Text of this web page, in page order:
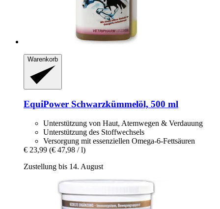
Warenkorb
EquiPower Schwarzkümmelöl, 500 ml
Unterstützung von Haut, Atemwegen & Verdauung
Unterstützung des Stoffwechsels
Versorgung mit essenziellen Omega-6-Fettsäuren
€ 23,99 (€ 47,98 / l)
Zustellung bis 14. August